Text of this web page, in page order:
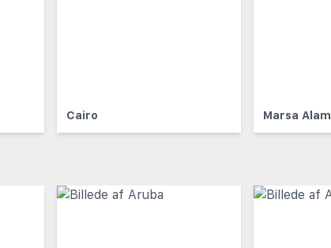
Cairo Marsa Alam